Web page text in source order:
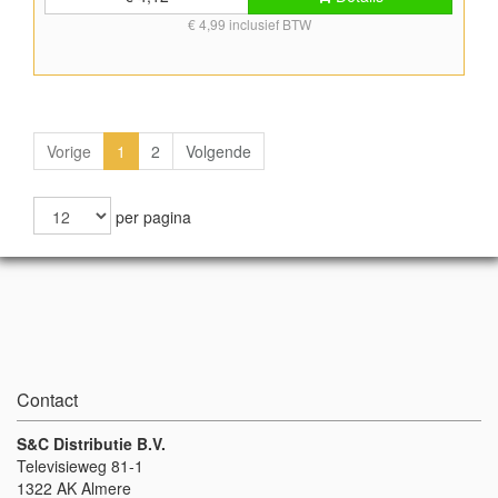
lengte) Levering per stuk, ook leverbaar in dozen van 24 stuks,
bestel dan 24 stuks. Bedrukking op flexibeamsBedrukking van
Neem voor meer informatie contact op. Voldoet aan EN 13138-
€ 4,99 inclusief BTW
Vorige 1 2 Volgende
per pagina
Contact
S&C Distributie B.V.
Televisieweg 81-1
1322 AK Almere